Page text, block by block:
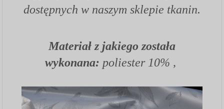
dostępnych w naszym sklepie tkanin.
Materiał z jakiego została
wykonana: poliester 10% ,